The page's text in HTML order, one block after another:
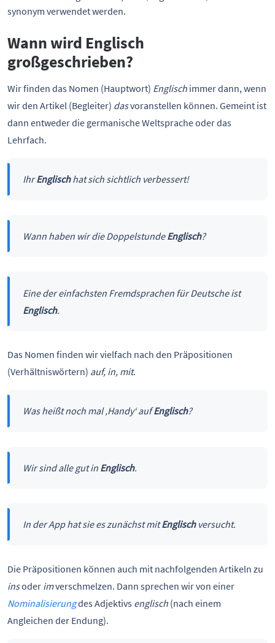
synonym verwendet werden.
Wann wird Englisch
großgeschrieben?
Wir finden das Nomen (Hauptwort) Englisch immer dann, wenn
wir den Artikel (Begleiter) dasvoranstellen können. Gemeint ist
dann entweder die germanische Weltsprache oder das
Lehrfach.
IhrEnglischhat sich sichtlich verbessert!
Wann haben wir die DoppelstundeEnglisch?
Eine der einfachsten Fremdsprachen für Deutsche ist
Englisch.
Das Nomen finden wir vielfach nach den Präpositionen
(Verhältniswörtern) auf, in, mit.
Was heißt noch mal ‚Handy‘ aufEnglisch?
Wir sind alle gut in Englisch.
In der App hat sie es zunächst mitEnglischversucht.
Die Präpositionen können auch mit nachfolgenden Artikeln zu
insoder imverschmelzen. Dann sprechen wir von einer
Nominalisierungdes Adjektivs englisch (nach einem
Angleichen der Endung).